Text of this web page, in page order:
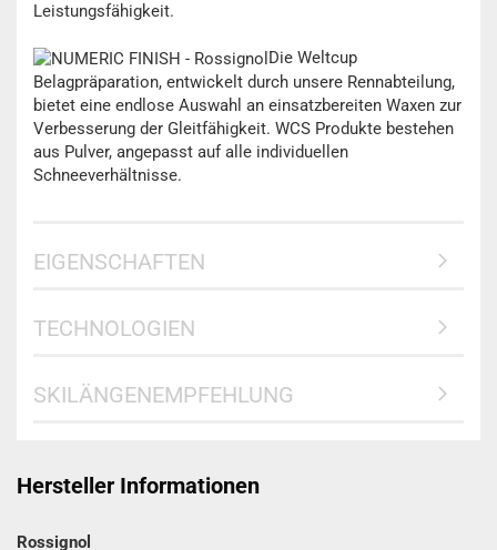
Leistungsfähigkeit.
Die Weltcup
Belagpräparation, entwickelt durch unsere Rennabteilung,
bietet eine endlose Auswahl an einsatzbereiten Waxen zur
Verbesserung der Gleitfähigkeit. WCS Produkte bestehen
aus Pulver, angepasst auf alle individuellen
Schneeverhältnisse.
EIGENSCHAFTEN
TECHNOLOGIEN
SKILÄNGENEMPFEHLUNG
Hersteller Informationen
Rossignol